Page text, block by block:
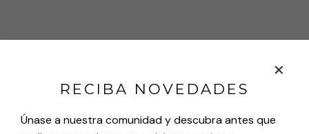
RECIBA NOVEDADES
Únase a nuestra comunidad y descubra antes que